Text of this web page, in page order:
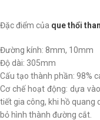
Đặc điểm của que thổi than
Đường kính: 8mm, 10mm
Độ dài: 305mm
Cấu tạo thành phần: 98%
Cơ chế hoạt động: dựa
tiết gia công, khi hồ quang
bỏ hình thành đường cắt.